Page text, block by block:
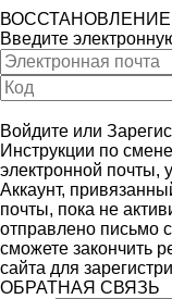
Введите
Войдите или
Инструкции по
электронной почты,
Аккаунт,
почты, пока не
отправлено письмо
сможете закончить
сайта для
ОБРАТНАЯ СВЯЗЬ